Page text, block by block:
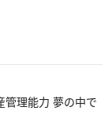
管理能力 夢の中で